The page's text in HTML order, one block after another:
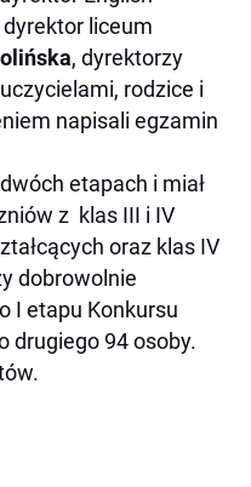
dyrektor liceum
, dyrektorzy
rodzice i
napisali egzamin
etapach i miał
z klas III i IV
oraz klas IV
dobrowolnie
I etapu Konkursu
drugiego 94 osoby.